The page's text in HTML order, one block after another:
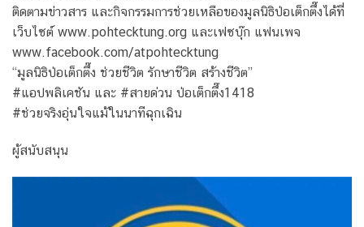
ติดตามข่าวสาร และกิจกรรมการช่วยเหลือของมูลนิธิป่อเต็กตึ๊งได้ที่
เว็บไซต์ www.pohtecktung.org และเฟซบุ๊ก แฟนเพจ
www.facebook.com/atpohtecktung
“มูลนิธิป่อเต็กตึ๊ง ช่วยชีวิต รักษาชีวิต สร้างชีวิต”
#แอปพลิเคชัน และ #สายด่วน ป่อเต็กตึ๊ง1418
#ช่วยจริงอุ่นใจแม้ในนาทีฉุกเฉิน
ผู้สนับสนุน